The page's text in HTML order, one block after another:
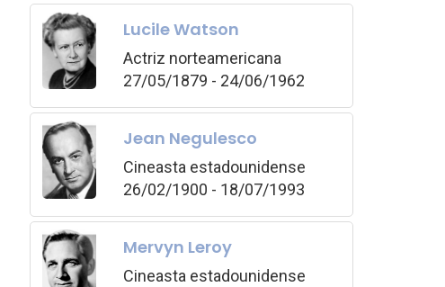
Lucile Watson
Actriz norteamericana
27/05/1879 - 24/06/1962
Jean Negulesco
Cineasta estadounidense
26/02/1900 - 18/07/1993
Mervyn Leroy
Cineasta estadounidense